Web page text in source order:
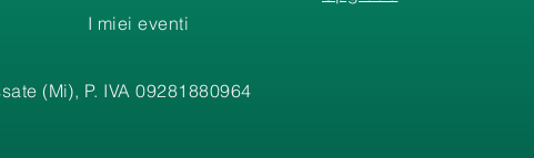
I miei eventi
(Mi), P. IVA 09281880964